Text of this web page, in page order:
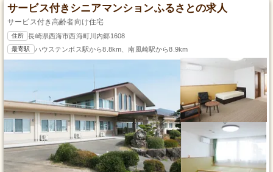
サービス付きシニアマンションふるさとの求人
サービス付き高齢者向け住宅
住所 長崎県西海市西海町川内郷1608
最寄駅 ハウステンボス駅から8.8km、南風崎駅から8.9km